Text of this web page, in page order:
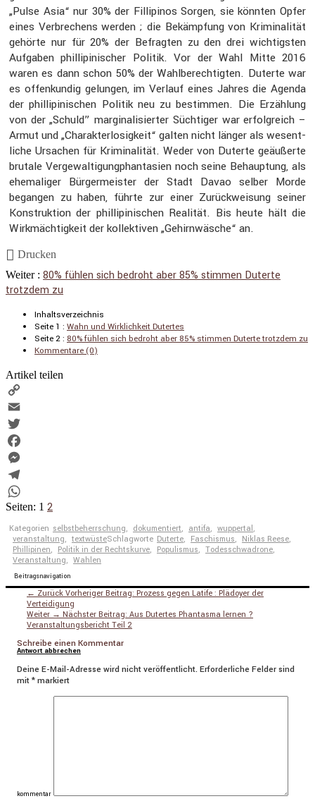
„Pulse Asia“ nur 30% der Filli­pinos Sorgen, sie könnten Opfer
eines Verbre­chens werden ; die Bekämp­fung von Krimi­na­lität
gehörte nur für 20% der Befragten zu den drei wichtigsten
Aufgaben philli­pi­ni­scher Politik. Vor der Wahl Mitte 2016
waren es dann schon 50% der Wahlbe­rech­tigten. Duterte war
es offen­kundig gelungen, im Verlauf eines Jahres die Agenda
der philli­pi­ni­schen Politik neu zu bestimmen. Die Erzäh­lung
von der „Schuld” margi­na­li­sierter Süchtiger war erfolg­reich –
Armut und „Charak­ter­lo­sig­keit“ galten nicht länger als wesent­
liche Ursachen für Krimi­na­lität. Weder von Duterte geäußerte
brutale Verge­wal­ti­gungphan­ta­sien noch seine Behaup­tung, als
ehema­liger Bürger­meister der Stadt Davao selber Morde
begangen zu haben, führte zur einer Zurück­wei­sung seiner
Konstruk­tion der philli­pi­ni­schen Realität. Bis heute hält die
Wirkmäch­tig­keit der kollek­tiven „Gehirn­wä­sche“ an.
Drucken
Weiter : 80% fühlen sich bedroht aber 85% stimmen Duterte
trotzdem zu
Inhalts­ver­zeichnis
Seite 1 : Wahn und Wirklich­keit Dutertes
Seite 2 : 80% fühlen sich bedroht aber 85% stimmen Duterte trotzdem zu
Kommen­tare (0)
Artikel teilen
Copy
Link
Email
Twitter
Facebook
Messenger
Telegram
WhatsApp
Seiten: 1 2
Kategorien selbstbeherrschung, dokumentiert, antifa, wuppertal,
veranstaltung, textwüsteSchlagworte Duterte, Faschismus, Niklas Reese,
Phillipinen, Politik in der Rechtskurve, Populismus, Todesschwadrone,
Veranstaltung, Wahlen
Beitragsnavigation
← Zurück Vorheriger Beitrag: Prozess gegen Latife : Plädoyer der
Verteidigung
Weiter → Nächster Beitrag: Aus Dutertes Phantasma lernen ?
Veranstaltungsbericht Teil 2
Schreibe einen Kommentar
Antwort abbrechen
Deine E-Mail-Adresse wird nicht veröffentlicht. Erforderliche Felder sind
mit*markiert
kommentar